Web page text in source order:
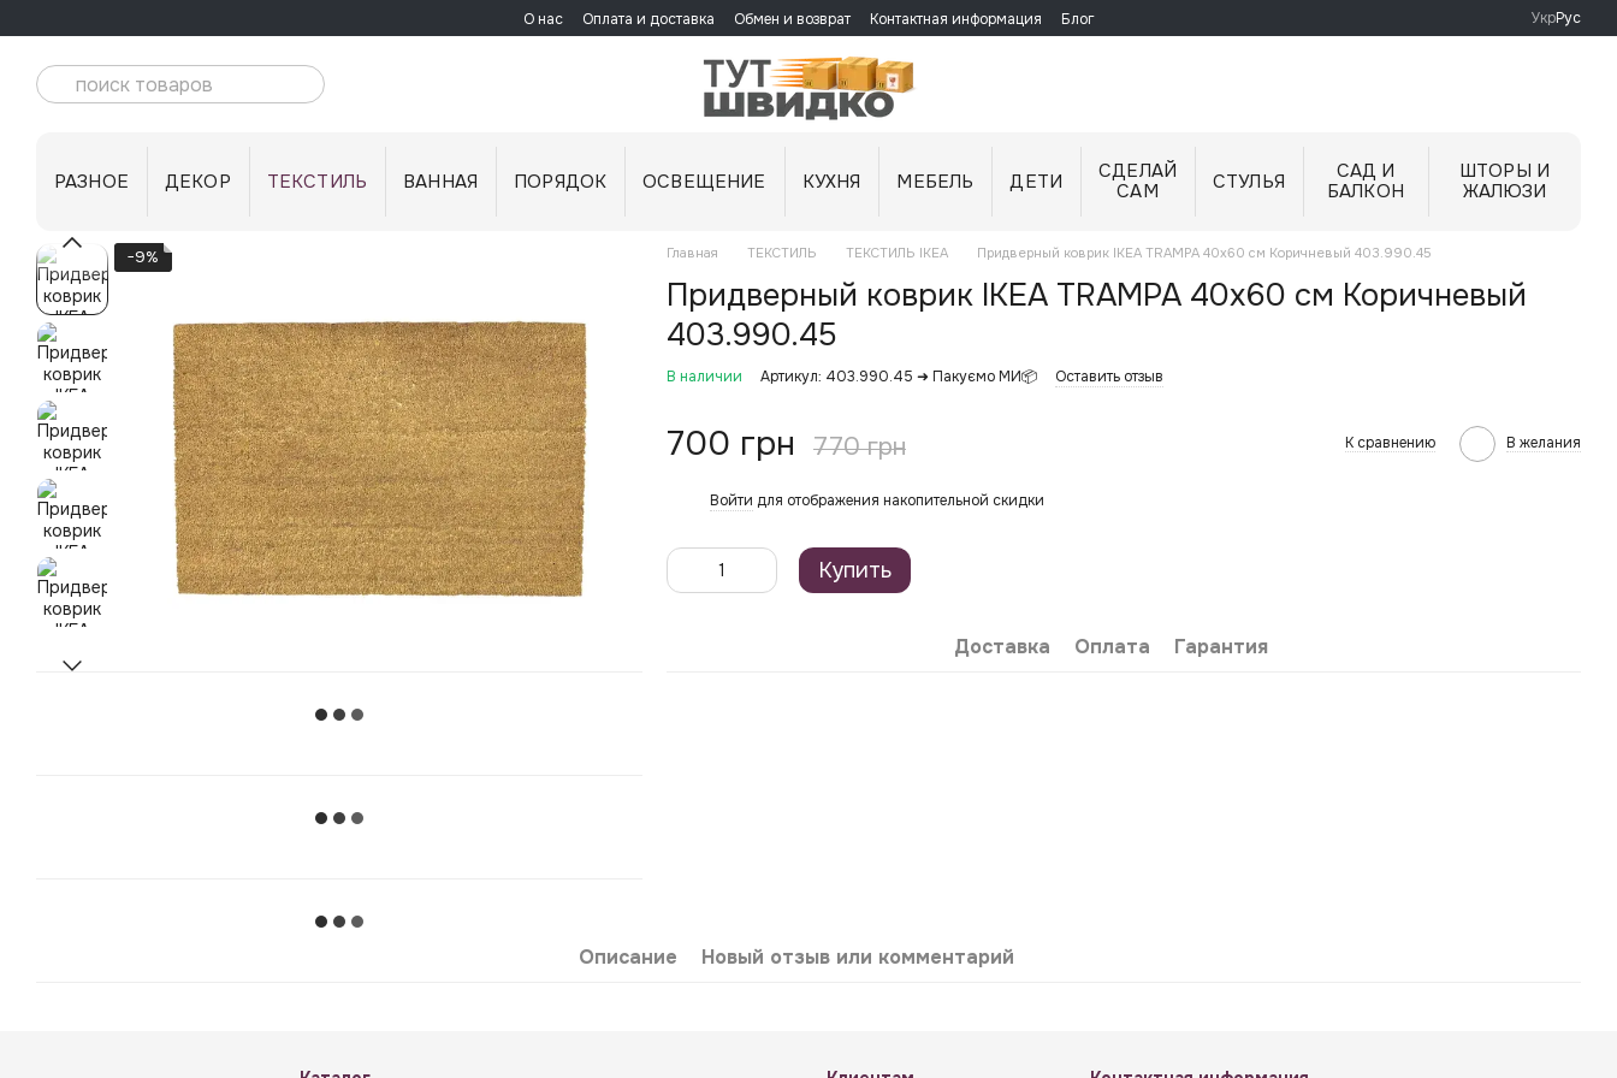
О нас Оплата и доставка Обмен и возврат Контактная информация Блог УкрРус
РАЗНОЕ ДЕКОР ТЕКСТИЛЬ ВАННАЯ ПОРЯДОК ОСВЕЩЕНИЕ КУХНЯ МЕБЕЛЬ ДЕТИ
СДЕЛАЙ
САМ
СТУЛЬЯ
САД И
БАЛКОН
ШТОРЫ И
ЖАЛЮЗИ
−9% Главная ТЕКСТИЛЬ ТЕКСТИЛЬ IKEA Придверный коврик IKEA TRAMPA 40x60 см Коричневый 403.990.45
Придверный коврик IKEA TRAMPA 40x60 см Коричневый
403.990.45
В наличии Артикул: 403.990.45 ➜ Пакуємо МИ📦 Оставить отзыв
700 грн 770 грн К сравнению В желания
Войти для отображения накопительной скидки
Купить
Доставка Оплата Гарантия
Описание Новый отзыв или комментарий